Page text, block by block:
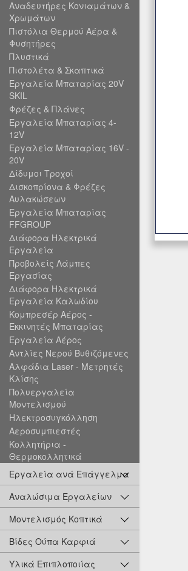
Αναδευτήρες Κονιαμάτων &
Χρωμάτων
Πιστόλια Θερμού Αέρα &
Φυσητήρες
Πλυστικά
Πιστολέτα & Σκαπτικά
Εργαλεία Μπαταρίας 20V
SKIL
Φρέζες & Πλάνες
Εργαλεία Μπαταρίας 4-
12V
Εργαλεία Μπαταρίας 16V -
20V
Δίδυμοι Τροχοί
Δισκοπρίονα & Φρέζες
Αυλακώσεων
Εργαλεία Μπαταρίας
FFGROUP
Διάφορα Ηλεκτρικά
Εργαλεία
Προβολείς Λάμπες
Εργασίας
Διάφορα Ηλεκτρικά
Εργαλεία Καλωδίου
Κομπρεσέρ Αέρος -
Εκκινητές Μπαταρίας
Εργαλεία Αέρος
Αντλίες Νερού Βυθιζόμενες
Αλφάδια Laser - Μετρητές
Κλίσης
Πολυεργαλεία
Μοντελισμού
Ηλεκτροσυγκόλληση
Αεροσυμπιεστές
Κολλητήρια -
Θερμοκολλητικά
Εργαλεία ανά Επάγγελμα
Αναλώσιμα Εργαλείων
Μοντελισμός Κοπτικά
Βίδες Ούπα Καρφιά
Υλικά Επιπλοποιίας